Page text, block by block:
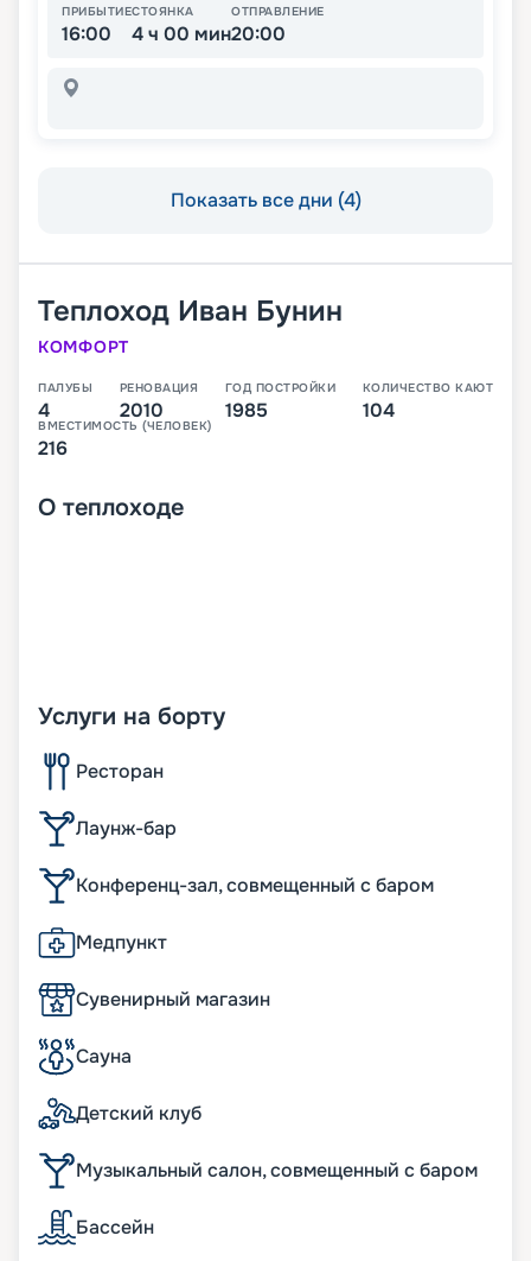
ПРИБЫТИЕ
16:00
СТОЯНКА
4 ч 00 мин
ОТПРАВЛЕНИЕ
20:00
Показать все дни (4)
Теплоход Иван Бунин
КОМФОРТ
ПАЛУБЫ
4
РЕНОВАЦИЯ
2010
ГОД ПОСТРОЙКИ
1985
КОЛИЧЕСТВО КАЮТ
104
ВМЕСТИМОСТЬ (ЧЕЛОВЕК)
216
О теплоходе
Услуги на борту
Ресторан
Лаунж-бар
Конференц-зал, совмещенный с баром
Медпункт
Сувенирный магазин
Сауна
Детский клуб
Музыкальный салон, совмещенный с баром
Бассейн